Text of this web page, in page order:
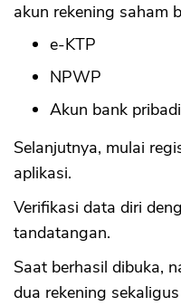
akun rekening saham
e-KTP
NPWP
Akun bank pribadi
Selanjutnya, mulai
aplikasi.
Verifikasi data diri
tandatangan.
Saat berhasil dibuka,
dua rekening